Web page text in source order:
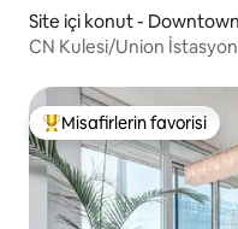
Site içi konut -
CN Kulesi/Union
Misafirlerin
Misafirlerin favorisi